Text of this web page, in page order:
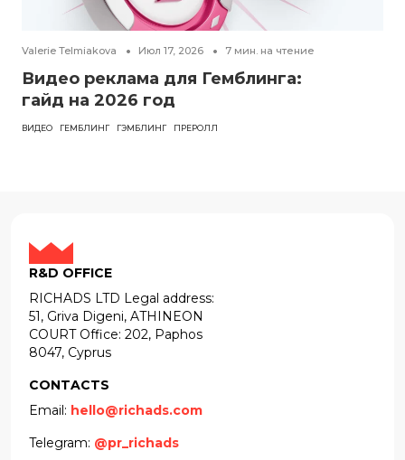
Valerie Telmiakova Июл 17, 2026 7 мин. на чтение
Видео реклама для Гемблинга:
гайд на 2026 год
ВИДЕО ГЕМБЛИНГ ГЭМБЛИНГ ПРЕРОЛЛ
R&D OFFICE
RICHADS LTD Legal address:
51, Griva Digeni, ATHINEON
COURT Office: 202, Paphos
8047, Cyprus
CONTACTS
Email: hello@richads.com
Telegram: @pr_richads